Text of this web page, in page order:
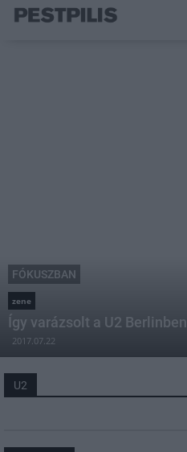
FÓKUSZBAN
zene
Így varázsolt a U2 Berlinben
2017.07.22
U2